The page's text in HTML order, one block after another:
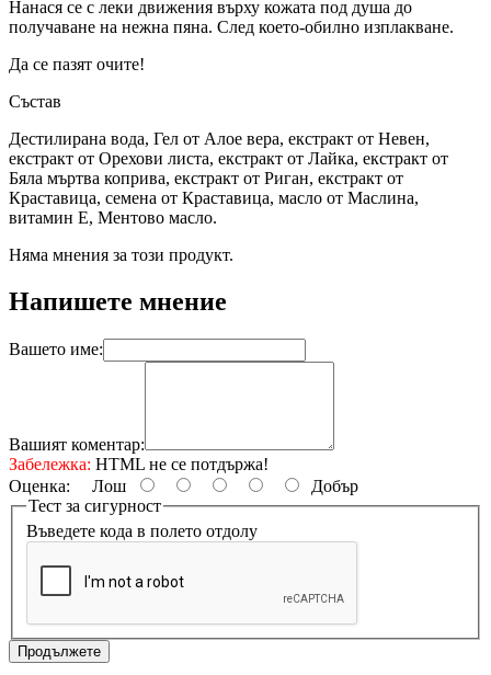
Нанася се с леки движения върху кожата под душа до
получаване на нежна пяна. След което-обилно изплакване.
Да се пазят очите!
Състав
Дестилирана вода, Гел от Алое вера, екстракт от Невен,
екстракт от Орехови листа, екстракт от Лайка, екстракт от
Бяла мъртва коприва, екстракт от Риган, екстракт от
Краставица, семена от Краставица, масло от Маслина,
витамин Е, Ментово масло.
Няма мнения за този продукт.
Напишете мнение
Вашето име:
Вашият коментар:
Забележка: HTML не се потдържа!
Оценка: Лош
Добър
Тест за сигурност
Въведете кода в полето отдолу
Продължете